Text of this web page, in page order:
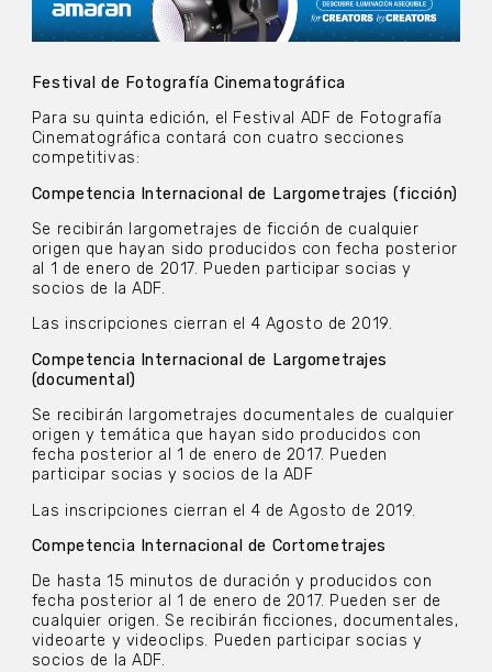
Festival de Fotografía Cinematográfica
Para su quinta edición, el Festival ADF de Fotografía
Cinematográfica contará con cuatro secciones
competitivas:
Competencia Internacional de Largometrajes (ficción)
Se recibirán largometrajes de ficción de cualquier
origen que hayan sido producidos con fecha posterior
al 1 de enero de 2017. Pueden participar socias y
socios de la ADF.
Las inscripciones cierran el 4 Agosto de 2019.
Competencia Internacional de Largometrajes
(documental)
Se recibirán largometrajes documentales de cualquier
origen y temática que hayan sido producidos con
fecha posterior al 1 de enero de 2017. Pueden
participar socias y socios de la ADF
Las inscripciones cierran el 4 de Agosto de 2019.
Competencia Internacional de Cortometrajes
De hasta 15 minutos de duración y producidos con
fecha posterior al 1 de enero de 2017. Pueden ser de
cualquier origen. Se recibirán ficciones, documentales,
videoarte y videoclips. Pueden participar socias y
socios de la ADF.